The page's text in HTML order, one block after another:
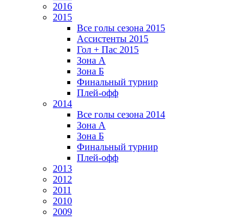
2016
2015
Все голы сезона 2015
Ассистенты 2015
Гол + Пас 2015
Зона А
Зона Б
Финальный турнир
Плей-офф
2014
Все голы сезона 2014
Зона А
Зона Б
Финальный турнир
Плей-офф
2013
2012
2011
2010
2009